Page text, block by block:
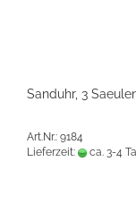
Sanduhr, 3
Art.Nr.: 9184
Lieferzeit:
ca. 3-4